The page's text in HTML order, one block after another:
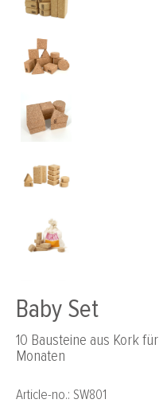
Baby Set
10 Bausteine aus Kork
Monaten
Article-no.: SW801